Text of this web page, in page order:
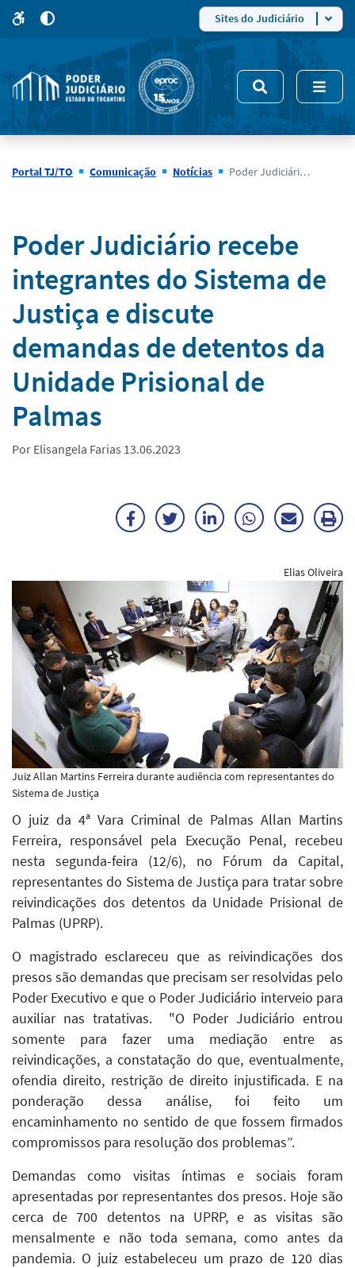
site
5
modo
de
alto
Sites do Judiciário
Portal TJ/TO Comunicação Notícias Poder Judiciário recebe integrantes do Sistema de Justiça e discute demandas de detentos da Unidade Prisional de Palmas
Notícias
Poder Judiciário recebe
integrantes do Sistema de
Justiça e discute
demandas de detentos da
Unidade Prisional de
Palmas
Por Elisangela Farias 13.06.2023
FacebookTwitterLinkedInWhatsApp
Enviar
E-
mail
Elias Oliveira
Juiz Allan Martins Ferreira durante audiência com representantes do
Sistema de Justiça
O juiz da 4ª Vara Criminal de Palmas Allan Martins
Ferreira, responsável pela Execução Penal, recebeu
nesta segunda-feira (12/6), no Fórum da Capital,
representantes do Sistema de Justiça para tratar sobre
reivindicações dos detentos da Unidade Prisional de
Palmas (UPRP).
O magistrado esclareceu que as reivindicações dos
presos são demandas que precisam ser resolvidas pelo
Poder Executivo e que o Poder Judiciário interveio para
auxiliar nas tratativas. "O Poder Judiciário entrou
somente para fazer uma mediação entre as
reivindicações, a constatação do que, eventualmente,
ofendia direito, restrição de direito injustificada. E na
ponderação dessa análise, foi feito um
encaminhamento no sentido de que fossem firmados
compromissos para resolução dos problemas”.
Demandas como visitas íntimas e sociais foram
apresentadas por representantes dos presos. Hoje são
cerca de 700 detentos na UPRP, e as visitas são
mensalmente e não toda semana, como antes da
pandemia. O juiz estabeleceu um prazo de 120 dias